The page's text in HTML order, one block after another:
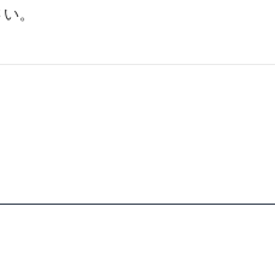
。